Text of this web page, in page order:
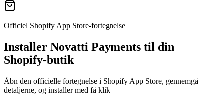
Officiel Shopify App Store-fortegnelse
Installer Novatti Payments til din
Shopify-butik
Åbn den officielle fortegnelse i Shopify App Store, gennemgå
detaljerne, og installer med få klik.